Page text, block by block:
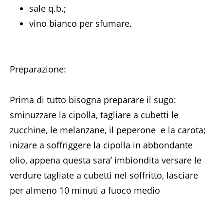
sale q.b.;
vino bianco per sfumare.
Preparazione:
Prima di tutto bisogna preparare il sugo:
sminuzzare la cipolla, tagliare a cubetti le
zucchine, le melanzane, il peperone e la carota;
inizare a soffriggere la cipolla in abbondante
olio, appena questa sara’ imbiondita versare le
verdure tagliate a cubetti nel soffritto, lasciare
per almeno 10 minuti a fuoco medio